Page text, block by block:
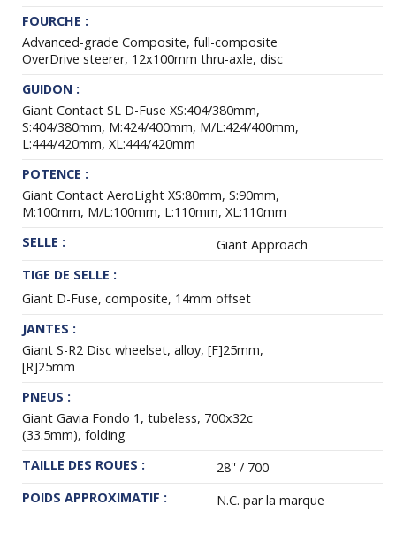
FOURCHE :
Advanced-grade Composite, full-composite
OverDrive steerer, 12x100mm thru-axle, disc
GUIDON :
Giant Contact SL D-Fuse XS:404/380mm,
S:404/380mm, M:424/400mm, M/L:424/400mm,
L:444/420mm, XL:444/420mm
POTENCE :
Giant Contact AeroLight XS:80mm, S:90mm,
M:100mm, M/L:100mm, L:110mm, XL:110mm
SELLE :
Giant Approach
TIGE DE SELLE :
Giant D-Fuse, composite, 14mm offset
JANTES :
Giant S-R2 Disc wheelset, alloy, [F]25mm,
[R]25mm
PNEUS :
Giant Gavia Fondo 1, tubeless, 700x32c
(33.5mm), folding
TAILLE DES ROUES :
28'' / 700
POIDS APPROXIMATIF :
N.C. par la marque